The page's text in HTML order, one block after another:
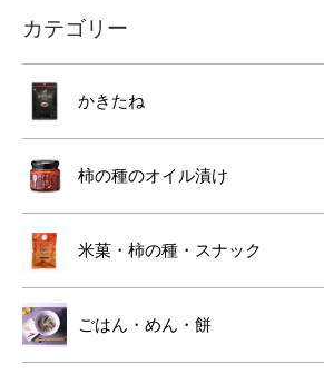
カテゴリー
かきたね
柿の種のオイル漬け
米菓・柿の種・スナック
ごはん・めん・餅